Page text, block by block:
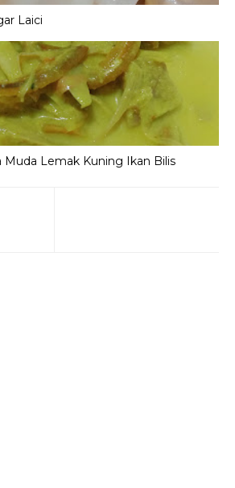
Laici
Muda Lemak Kuning Ikan Bilis